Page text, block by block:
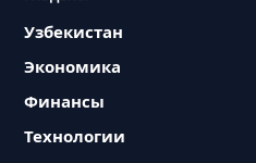
Узбекистан
Экономика
Финансы
Технологии